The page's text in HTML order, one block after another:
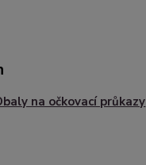
na očkovací průkazy